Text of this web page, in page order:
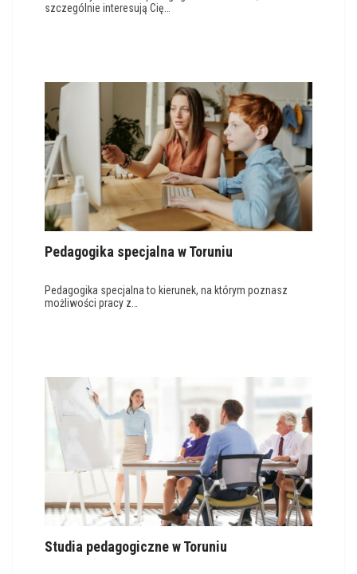
szczególnie interesują Cię…
Pedagogika specjalna w Toruniu
Pedagogika specjalna to kierunek, na którym poznasz
możliwości pracy z…
Studia pedagogiczne w Toruniu